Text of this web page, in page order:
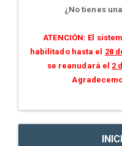
¿No tienes
ATENCIÓN: El
habilitado hasta el 28
se reanudará el 2